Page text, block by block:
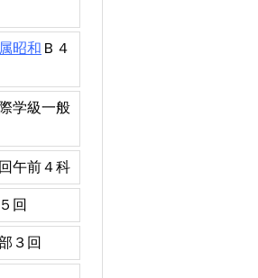
昭和 Ｂ４
学級一般
午前４科
５回
３回